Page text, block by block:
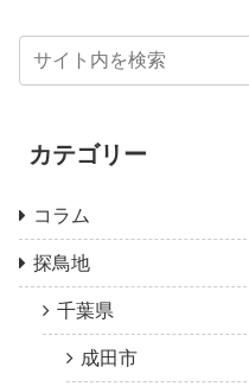
カテゴリー
コラム
探鳥地
千葉県
成田市